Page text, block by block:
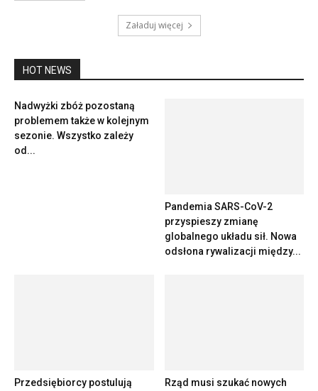
Załaduj więcej
HOT NEWS
Nadwyżki zbóż pozostaną
problemem także w kolejnym
sezonie. Wszystko zależy
od...
Pandemia SARS-CoV-2
przyspieszy zmianę
globalnego układu sił. Nowa
odsłona rywalizacji między...
Przedsiębiorcy postulują
Rząd musi szukać nowych